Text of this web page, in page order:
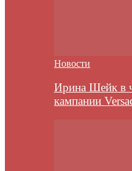
Новости
Ирина Шейк в
кампании